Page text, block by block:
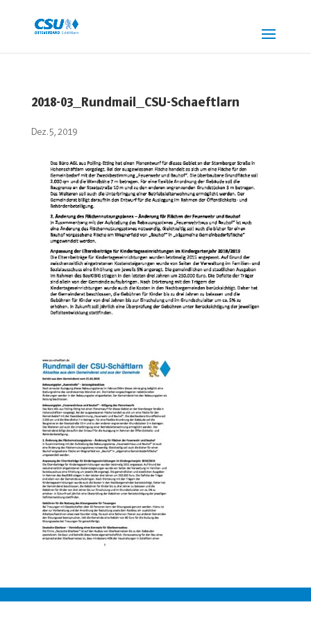
2018-03_Rundmail_CSU-Schaeftlarn
Dez. 5, 2019